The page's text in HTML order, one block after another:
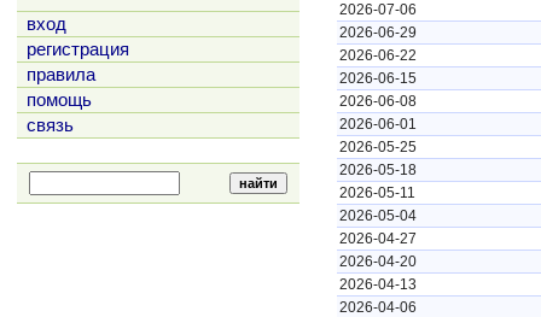
вход
регистрация
правила
помощь
связь
2026-07-06
2026-06-29
2026-06-22
2026-06-15
2026-06-08
2026-06-01
2026-05-25
2026-05-18
2026-05-11
2026-05-04
2026-04-27
2026-04-20
2026-04-13
2026-04-06